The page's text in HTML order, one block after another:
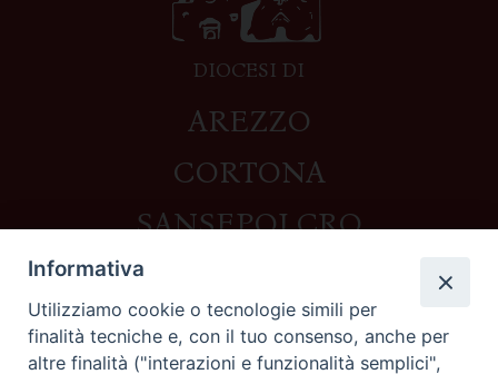
DIOCESI DI
AREZZO
CORTONA
SANSEPOLCRO
Contatti
Informativa
Utilizziamo cookie o tecnologie simili per
finalità tecniche e, con il tuo consenso, anche per
altre finalità ("interazioni e funzionalità semplici",